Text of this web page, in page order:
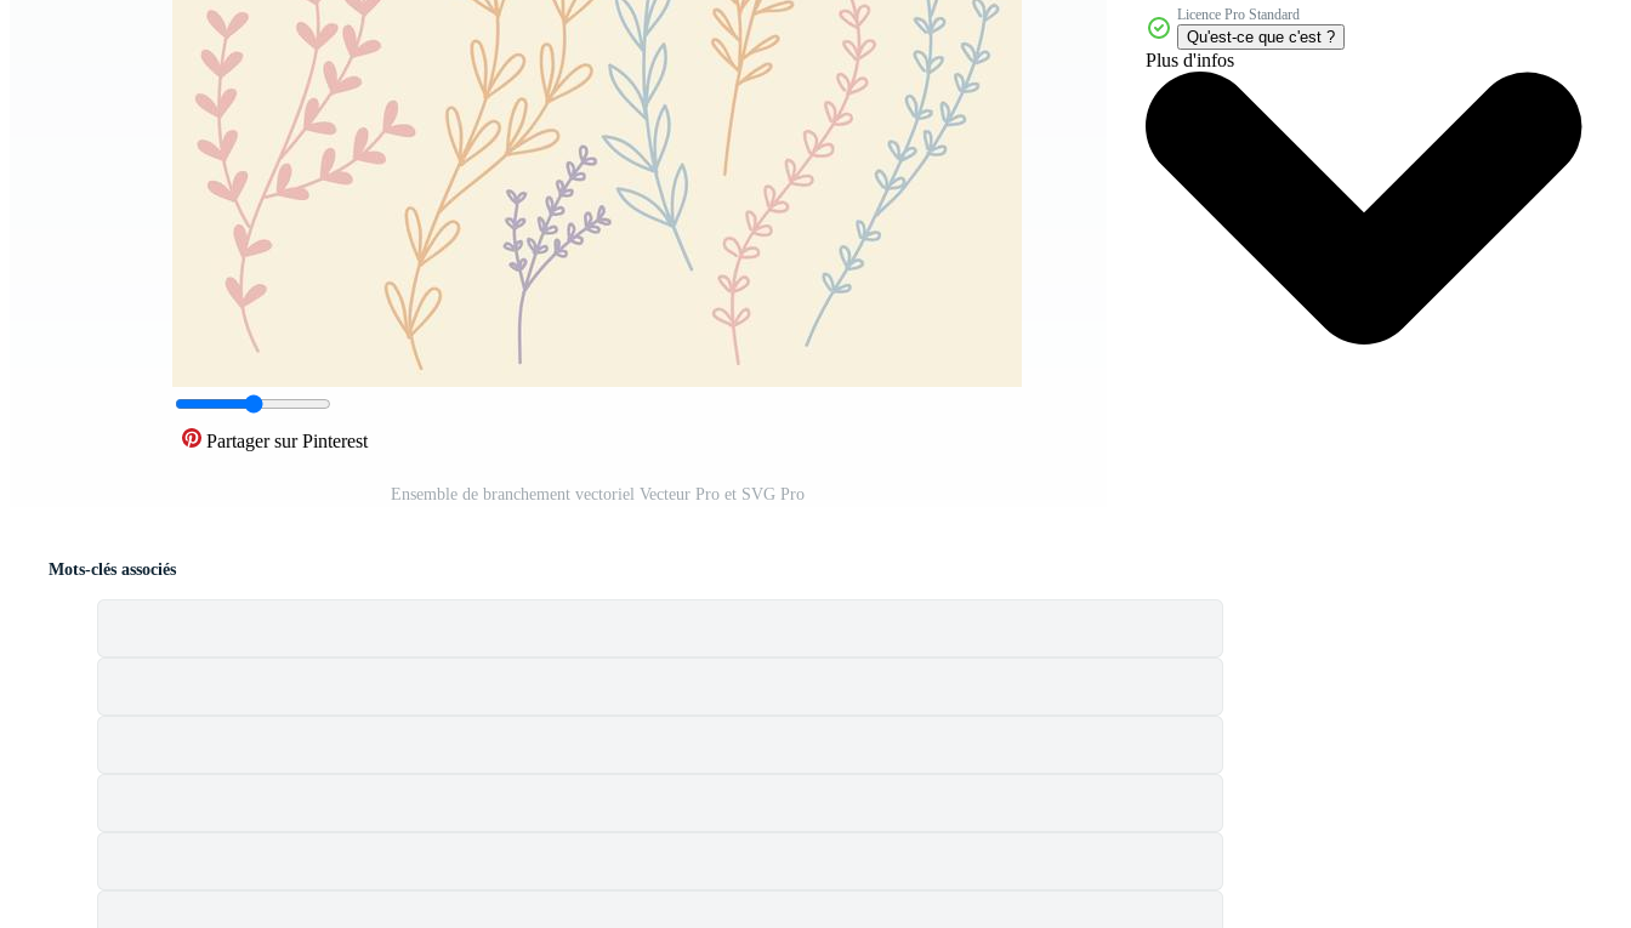
Partager sur Pinterest
Ensemble de branchement vectoriel Vecteur Pro et SVG Pro
Licence Pro Standard
Qu'est-ce que c'est ?
Plus d'infos
Mots-clés associés